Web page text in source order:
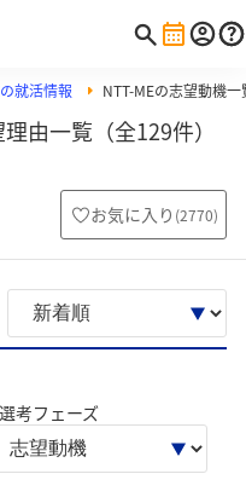
就活情報 NTT-MEの志望動機一
由一覧（全129件）
お気に入り (2770)
選考フェーズ